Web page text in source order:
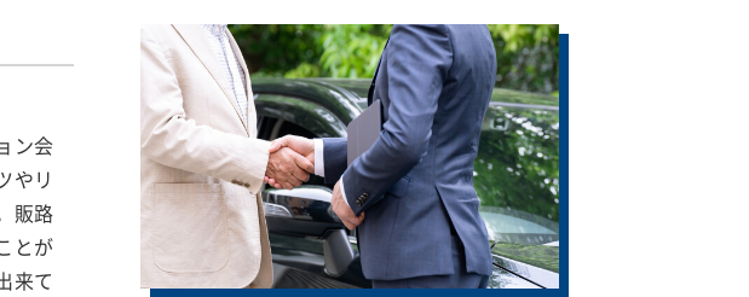
ン会
やリ
販路
とが
来て